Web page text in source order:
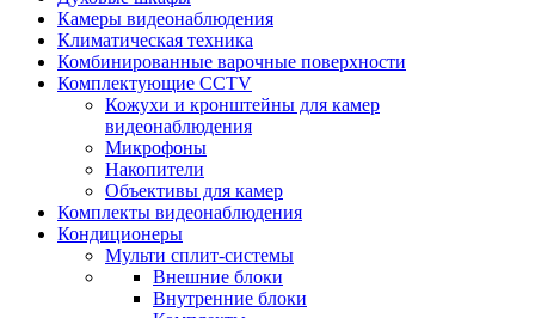
Камеры видеонаблюдения
Климатическая техника
Комбинированные варочные поверхности
Комплектующие CCTV
Кожухи и кронштейны для камер
видеонаблюдения
Микрофоны
Накопители
Объективы для камер
Комплекты видеонаблюдения
Кондиционеры
Мульти сплит-системы
Внешние блоки
Внутренние блоки